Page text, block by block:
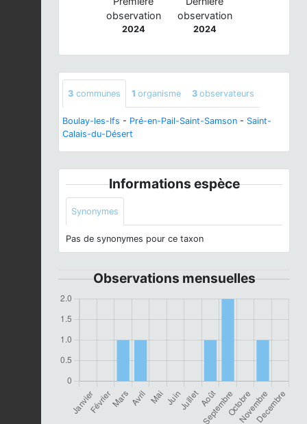
observation
2024
observation
2024
3 communes 1 organisme 3 observateurs
Boulay-les-Ifs - Pré-en-Pail-Saint-Samson - Saint-
Calais-du-Désert
Informations espèce
Synonymes
Pas de synonymes pour ce taxon
Observations mensuelles